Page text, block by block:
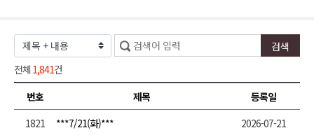
전체 1,841건
번호
제목
등록일
1821
***7/21(화)***
2026-07-21